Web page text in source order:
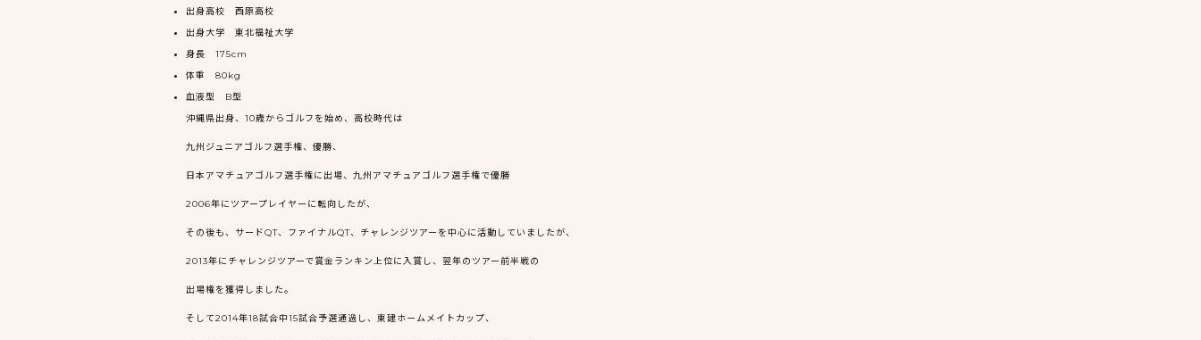
出身高校 西原高校
出身大学 東北福祉大学
身長 175cm
体重 80kg
血液型 B型
沖縄県出身、10歳からゴルフを始め、高校時代は
九州ジュニアゴルフ選手権、優勝、
日本アマチュアゴルフ選手権に出場、九州アマチュアゴルフ選手権で優勝
2006年にツアープレイヤーに転向したが、
その後も、サードQT、ファイナルQT、チャレンジツアーを中心に活動していましたが、
2013年にチャレンジツアーで賞金ランキン上位に入賞し、翌年のツアー前半戦の
出場権を獲得しました。
そして2014年18試合中15試合予選通過し、東建ホームメイトカップ、